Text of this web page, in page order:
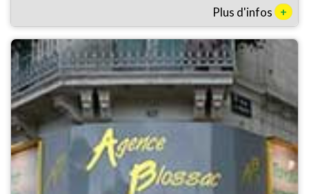
Plus d'infos +